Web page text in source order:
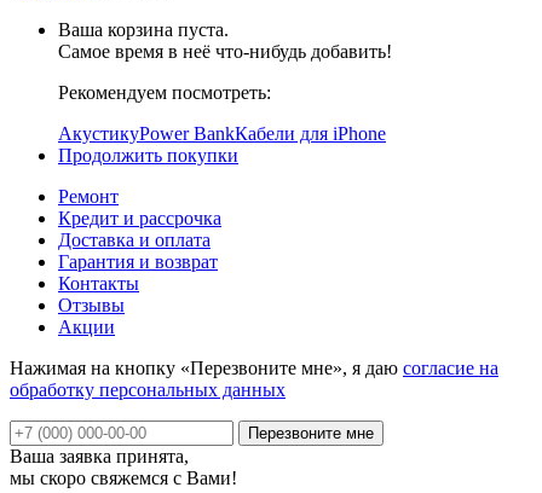
Ваша корзина пуста.
Самое время в неё что-нибудь добавить!
Рекомендуем посмотреть:
АкустикуPower BankКабели для iPhone
Продолжить покупки
Ремонт
Кредит и рассрочка
Доставка и оплата
Гарантия и возврат
Контакты
Отзывы
Акции
Нажимая на кнопку «Перезвоните мне», я даю согласие на
обработку персональных данных
Ваша заявка принята,
мы скоро свяжемся с Вами!